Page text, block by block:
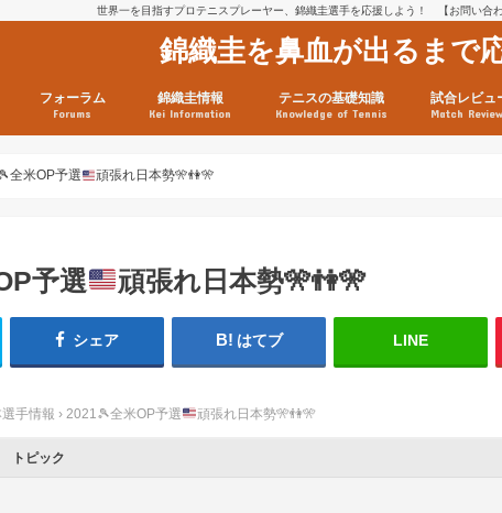
世界一を目指すプロテニスプレーヤー、錦織圭選手を応援しよう！ 【お問い合
錦織圭を鼻血が出るまで
フォーラム
Forums
錦織圭情報
Kei Information
日現在）
点）
テニスの基礎知識
Knowledge of Tennis
試合レビュ
Match
全米OP予選 頑張れ日本勢🎌👫🎌
予選 頑張れ日本勢🎌👫🎌
シェア はてブ LINE
選手情報 › 2021🎾全米OP予選 頑張れ日本勢🎌👫🎌
トピック